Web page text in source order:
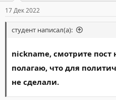
17 Дек 2022
студент написал(а):
nickname, смотрите
полагаю, что для
не сделали.